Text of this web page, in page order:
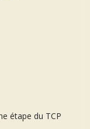
étape du TCP